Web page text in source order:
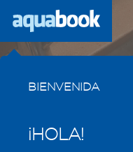
Previous
BIENVENIDA
¡HOLA!